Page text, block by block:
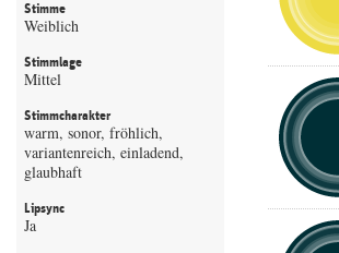
Stimme
Weiblich
Stimmlage
Mittel
Stimmcharakter
warm, sonor, fröhlich,
variantenreich, einladend,
glaubhaft
Lipsync
Ja